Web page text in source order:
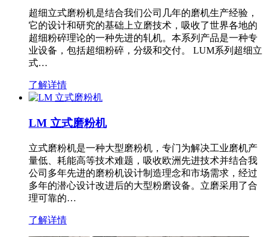
超细立式磨粉机是结合我们公司几年的磨机生产经验，
它的设计和研究的基础上立磨技术，吸收了世界各地的
超细粉碎理论的一种先进的轧机。本系列产品是一种专
业设备，包括超细粉碎，分级和交付。 LUM系列超细立
式…
了解详情
LM 立式磨粉机
立式磨粉机是一种大型磨粉机，专门为解决工业磨机产
量低、耗能高等技术难题，吸收欧洲先进技术并结合我
公司多年先进的磨粉机设计制造理念和市场需求，经过
多年的潜心设计改进后的大型粉磨设备。立磨采用了合
理可靠的…
了解详情